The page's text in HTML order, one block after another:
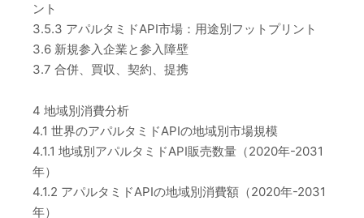
ント
3.5.3 アパルタミドAPI市場：用途別フットプリント
3.6 新規参入企業と参入障壁
3.7 合併、買収、契約、提携
4 地域別消費分析
4.1 世界のアパルタミドAPIの地域別市場規模
4.1.1 地域別アパルタミドAPI販売数量（2020年-2031
年）
4.1.2 アパルタミドAPIの地域別消費額（2020年-2031
年）